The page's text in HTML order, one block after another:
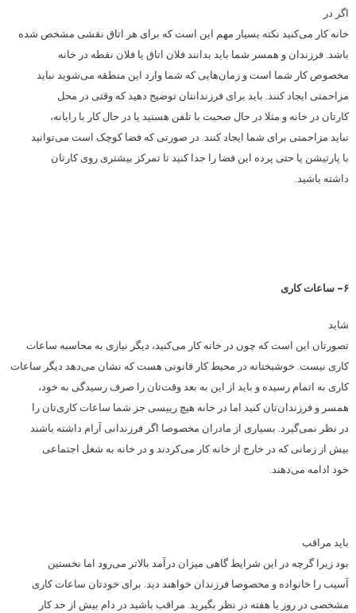
اگر در
خانه کار می‌کنید نکته بسیار مهم این است که برای هر اتاق نقشی مشخص شده
باشد. فرزندان و همسر شما باید بدانند فلان اتاق یا فلان نقطه در خانه
مخصوص کار شما است و زمان‌هایی که شما وارد این منطقه می‌شوید نباید
مزاحمتی ایجاد کنند. باید برای فرزندانتان توضیح دهید که وقتی در محل
کارتان در خانه و مثلا در حال صحبت با تلفن هستید یا در حال کار با رایانه،
نباید مزاحمتی برای شما ایجاد کنند. در صورتی که فضا کوچک است می‌توانید
با پارتیشن یا حتی پرده این فضا را جدا کنید تا تمرکز بیشتری روی کارتان
داشته باشید.
۶- ساعات کاری
شاید
تصورتان این است که چون در خانه کار می‌کنید، دیگر نیازی به محاسبه ساعات
کاری نیست. خوشبختانه در محیط کار قانونی هست که نشان می‌دهد دیگر ساعات
کاری به اتمام رسیده و باید از این به بعد وقت‌تان را صرف رسیدگی به خود،
همسر و فرزندان‌تان کنید اما در خانه هیچ رییسی جز شما ساعات کاری‌تان را
در نظر نمی‌گیرد. بسیاری از مادران مخصوصا اگر فرزندانی آرام داشته باشند
بیش از زمانی که در خارج از خانه کار می‌کردند و در خانه به شغل اجتماعی
خود ادامه می‌دهند.
باید مراقب
بود زیرا گرچه در این شرایط گاهی میزان درآمد بالاتر می‌رود اما نخستین
آسیب را خانواده و مخصوصا فرزندان خواهند دید. برای خودتان ساعات کاری
مشخصی در روز یا هفته در نظر بگیرید. مراقب باشید در دام بیش از حد کار